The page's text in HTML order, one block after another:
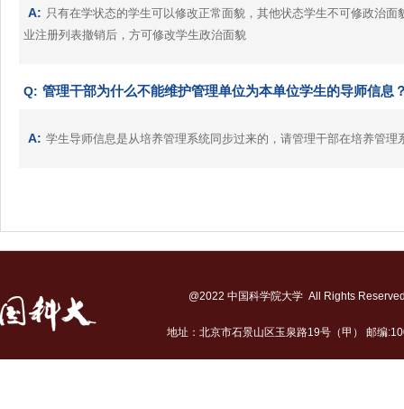
A: 只有在学状态的学生可以修改正常面貌，其他状态学生不可修政治
业注册列表撤销后，方可修改学生政治面貌
Q: 管理干部为什么不能维护管理单位为本单位学生的导师信息
A: 学生导师信息是从培养管理系统同步过来的，请管理干部在培养管理
@2022 中国科学院大学 All Rights
地址：北京市石景山区玉泉路19号（甲） 邮编